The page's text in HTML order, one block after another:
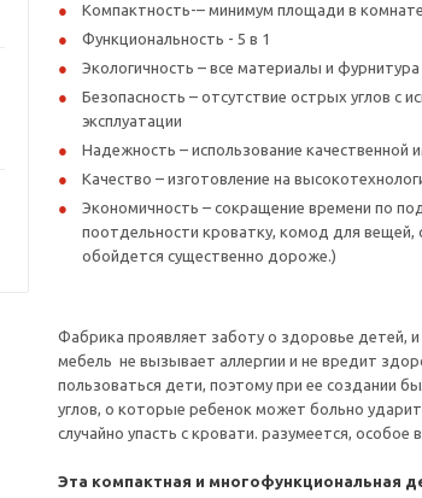
Компактность-– минимум площади в комнате
Функциональность - 5 в 1
Экологичность – все материалы и
Безопасность – отсутствие острых углов
эксплуатации
Надежность – использование
Качество – изготовление на
Экономичность – сокращение времени по
поотдельности кроватку, комод для вещей,
обойдется существенно дороже.)
Фабрика проявляет заботу о здоровье детей,
мебель не вызывает аллергии и не вредит
пользоваться дети, поэтому при ее создании
углов, о которые ребенок может больно
случайно упасть с кровати. разумеется,
Эта компактная и многофункциональная